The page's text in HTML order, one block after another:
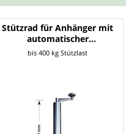
Stützrad für Anhänger mit
automatischer
Klappvorrichtung
bis 400 kg Stützlast